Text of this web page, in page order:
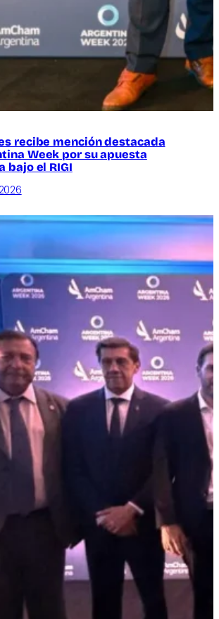
recibe mención destacada
Week por su apuesta
bajo el RIGI